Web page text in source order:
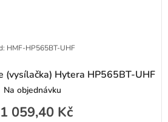
(vysílačka) Hytera HP565BT-UHF
Na objednávku
059,40 Kč
HMF-HP565BT-UHF